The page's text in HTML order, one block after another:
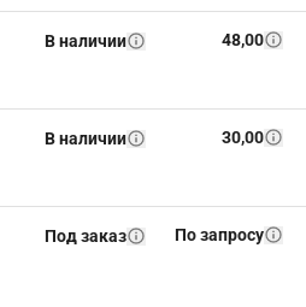
В наличии 48,00
В наличии 30,00
Под заказ По запросу